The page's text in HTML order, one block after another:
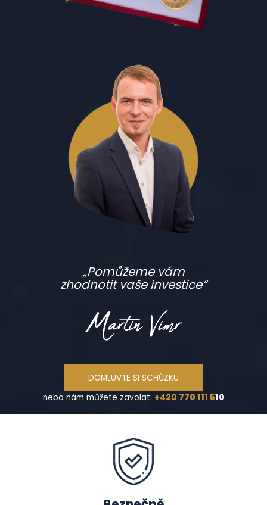
„Pomůžeme vám
zhodnotit vaše investice“
DOMLUVTE SI SCHŮZKU
nebo nám můžete zavolat: +420 770 111 510